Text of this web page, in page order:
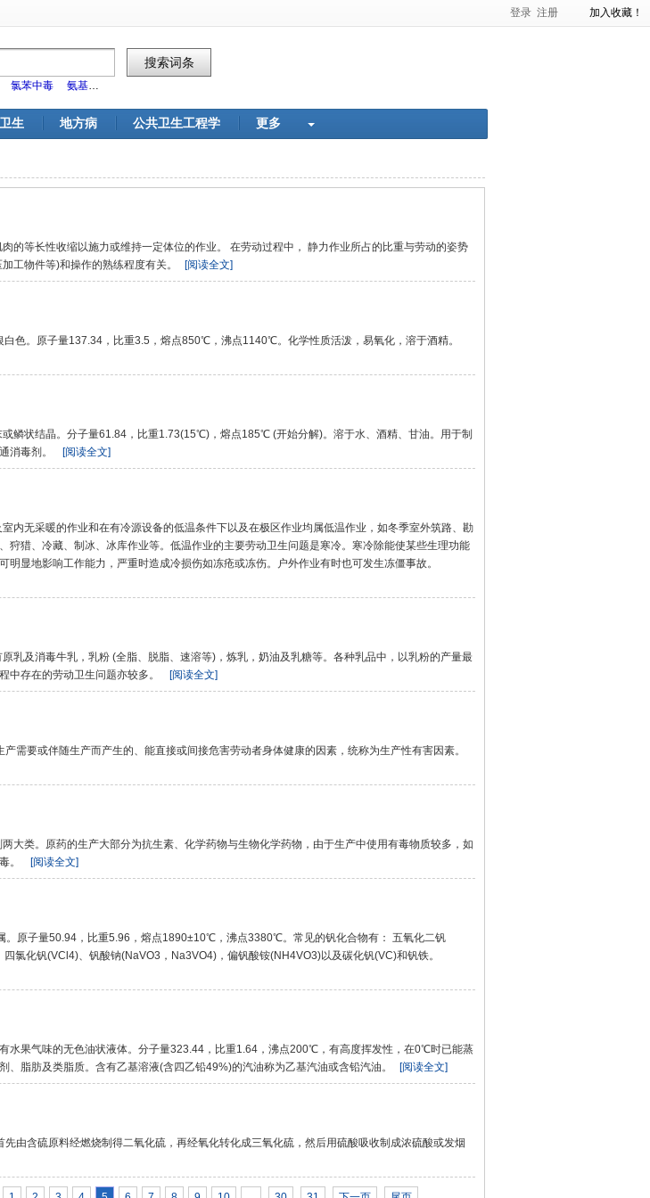
登录 注册 加入收藏！
氯苯中毒 氨基甲酸酯类杀虫剂对食品污染
生 地方病 公共卫生工程学 更多
的等长性收缩以施力或维持一定体位的作业。 在劳动过程中， 静力作业所占的比重与劳动的姿势
工物件等)和操作的熟练程度有关。
[阅读全文]
白色。原子量137.34，比重3.5，熔点850℃，沸点1140℃。化学性质活泼，易氧化，溶于酒精。
鳞状结晶。分子量61.84，比重1.73(15℃)，熔点185℃ (开始分解)。溶于水、酒精、甘油。用于制
消毒剂。
[阅读全文]
内无采暖的作业和在有冷源设备的低温条件下以及在极区作业均属低温作业，如冬季室外筑路、勘
狩猎、冷藏、制冰、冰库作业等。低温作业的主要劳动卫生问题是寒冷。寒冷除能使某些生理功能
明显地影响工作能力，严重时造成冷损伤如冻疮或冻伤。户外作业有时也可发生冻僵事故。
乳及消毒牛乳，乳粉 (全脂、脱脂、速溶等)，炼乳，奶油及乳糖等。各种乳品中，以乳粉的产量最
中存在的劳动卫生问题亦较多。
[阅读全文]
需要或伴随生产而产生的、能直接或间接危害劳动者身体健康的因素，统称为生产性有害因素。
大类。原药的生产大部分为抗生素、化学药物与生物化学药物，由于生产中使用有毒物质较多，如
。
[阅读全文]
。原子量50.94，比重5.96，熔点1890±10℃，沸点3380℃。常见的钒化合物有： 五氧化二钒
氯化钒(VCl4)、钒酸钠(NaVO3，Na3VO4)，偏钒酸铵(NH4VO3)以及碳化钒(VC)和钒铁。
水果气味的无色油状液体。分子量323.44，比重1.64，沸点200℃，有高度挥发性，在0℃时已能蒸
、脂肪及类脂质。含有乙基溶液(含四乙铅49%)的汽油称为乙基汽油或含铅汽油。
[阅读全文]
先由含硫原料经燃烧制得二氧化硫，再经氧化转化成三氧化硫，然后用硫酸吸收制成浓硫酸或发烟